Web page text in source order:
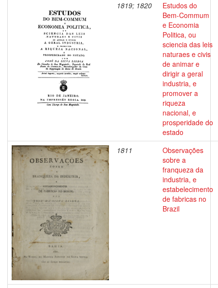
1819; 1820
Estudos do
Bem-Commum
e Economia
Politica, ou
sciencia das leis
naturaes e civis
de animar e
dirigir a geral
industria, e
promover a
riqueza
nacional, e
prosperidade do
estado
1811
Observações
sobre a
franqueza da
industria, e
estabelecimento
de fabricas no
Brazil